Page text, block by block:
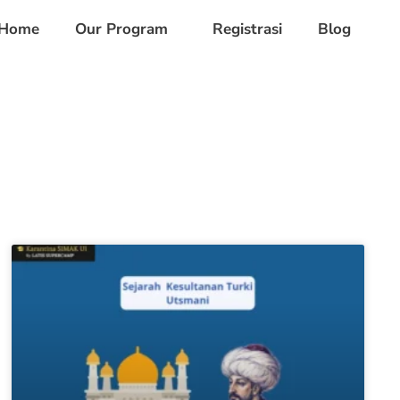
Our Program Registrasi Blog